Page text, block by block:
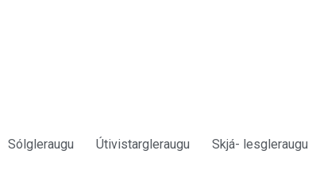
Sólgleraugu Útivistargleraugu Skjá- lesgleraugu